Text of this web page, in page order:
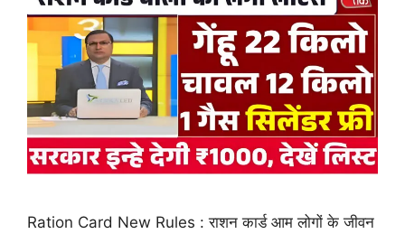
Ration Card New Rules : राशन कार्ड आम लोगों के जीवन